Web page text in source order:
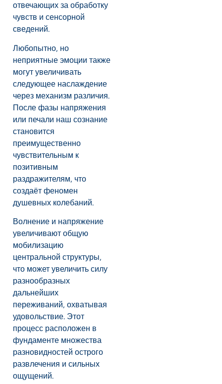
отвечающих за обработку
чувств и сенсорной
сведений.
Любопытно, но
неприятные эмоции также
могут увеличивать
следующее наслаждение
через механизм различия.
После фазы напряжения
или печали наш сознание
становится
преимущественно
чувствительным к
позитивным
раздражителям, что
создаёт феномен
душевных колебаний.
Волнение и напряжение
увеличивают общую
мобилизацию
центральной структуры,
что может увеличить силу
разнообразных
дальнейших
переживаний, охватывая
удовольствие. Этот
процесс расположен в
фундаменте множества
разновидностей острого
развлечения и сильных
ощущений.